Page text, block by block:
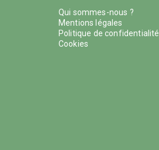
Qui sommes-nous ?
Mentions légales
Politique de confidentialité
Cookies